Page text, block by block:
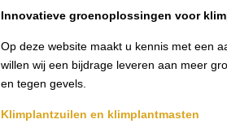
Innovatieve groenoplossingen voor
Op deze website maakt u kennis met een
willen wij een bijdrage leveren aan meer
en tegen gevels.
Klimplantzuilen en klimplantmasten